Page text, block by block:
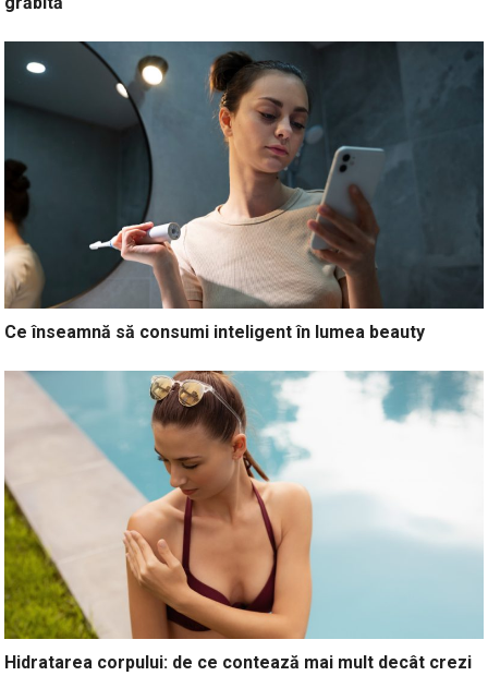
Ce înseamnă să consumi inteligent în lumea beauty
Hidratarea corpului: de ce contează mai mult decât crezi